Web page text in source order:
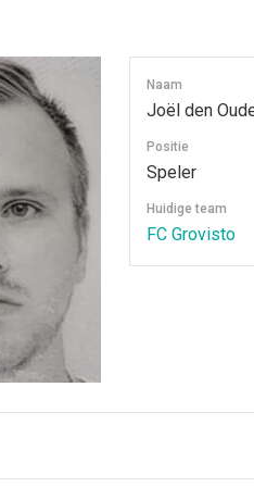
Naam
Joël den
Positie
Speler
Huidige team
FC Grovisto